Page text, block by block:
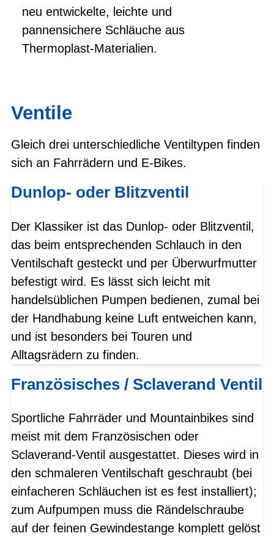
neu entwickelte, leichte und
pannensichere Schläuche aus
Thermoplast-Materialien.
Ventile
Gleich drei unterschiedliche Ventiltypen finden
sich an Fahrrädern und E-Bikes.
Dunlop- oder Blitzventil
Der Klassiker ist das Dunlop- oder Blitzventil,
das beim entsprechenden Schlauch in den
Ventilschaft gesteckt und per Überwurfmutter
befestigt wird. Es lässt sich leicht mit
handelsüblichen Pumpen bedienen, zumal bei
der Handhabung keine Luft entweichen kann,
und ist besonders bei Touren und
Alltagsrädern zu finden.
Französisches / Sclaverand Ventil
Sportliche Fahrräder und Mountainbikes sind
meist mit dem Französischen oder
Sclaverand-Ventil ausgestattet. Dieses wird in
den schmaleren Ventilschaft geschraubt (bei
einfacheren Schläuchen ist es fest installiert);
zum Aufpumpen muss die Rändelschraube
auf der feinen Gewindestange komplett gelöst